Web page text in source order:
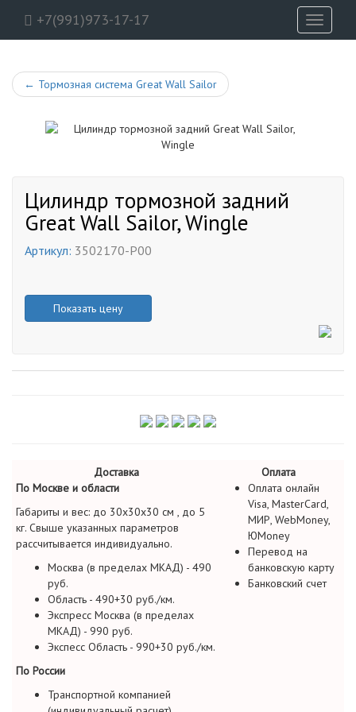
+7(991)973-17-17
Toggle
← Тормозная система Great Wall Sailor
Цилиндр тормозной задний
Great Wall Sailor, Wingle
Артикул: 3502170-P00
Показать цену
Доставка
Оплата
По Москве и области
Габариты и вес: до 30х30х30 см , до 5
кг. Свыше указанных параметров
рассчитывается индивидуально.
Москва (в пределах МКАД) - 490
руб.
Область - 490+30 руб./км.
Экспресс Москва (в пределах
МКАД) - 990 руб.
Экспесс Область - 990+30 руб./км.
По России
Транспортной компанией
Оплата онлайн
Visa, MasterCard,
МИР, WebMoney,
ЮMoney
Перевод на
банковскую карту
Банковский счет